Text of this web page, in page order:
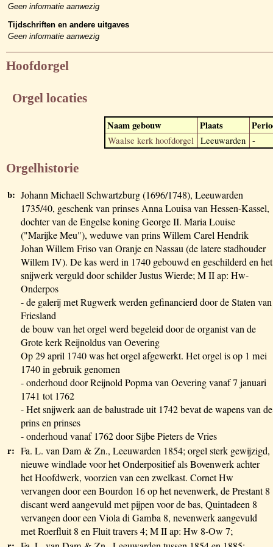
Geen informatie aanwezig
Tijdschriften en andere uitgaves
Geen informatie aanwezig
Hoofdorgel
Orgel locaties
Naam gebouw Plaats
Waalse kerk hoofdorgel Leeuwarden -
Orgelhistorie
b: Johann Michaell Schwartzburg (1696/1748), Leeuwarden
1735/40, geschenk van prinses Anna Louisa van Hessen-Kassel,
dochter van de Engelse koning George II. Maria Louise
("Marijke Meu"), weduwe van prins Willem Carel Hendrik
Johan Willem Friso van Oranje en Nassau (de latere stadhouder
Willem IV). De kas werd in 1740 gebouwd en geschilderd en het
snijwerk verguld door schilder Justus Wierde; M II ap: Hw-
Onderpos
- de galerij met Rugwerk werden gefinancierd door de Staten van
Friesland
de bouw van het orgel werd begeleid door de organist van de
Grote kerk Reijnoldus van Oevering
Op 29 april 1740 was het orgel afgewerkt. Het orgel is op 1 mei
1740 in gebruik genomen
- onderhoud door Reijnold Popma van Oevering vanaf 7 januari
1741 tot 1762
- Het snijwerk aan de balustrade uit 1742 bevat de wapens van de
prins en prinses
- onderhoud vanaf 1762 door Sijbe Pieters de Vries
r: Fa. L. van Dam & Zn., Leeuwarden 1854; orgel sterk gewijzigd,
nieuwe windlade voor het Onderpositief als Bovenwerk achter
het Hoofdwerk, voorzien van een zwelkast. Cornet Hw
vervangen door een Bourdon 16 op het nevenwerk, de Prestant 8
discant werd aangevuld met pijpen voor de bas, Quintadeen 8
vervangen door een Viola di Gamba 8, nevenwerk aangevuld
met Roerfluit 8 en Fluit travers 4; M II ap: Hw 8-Ow 7;